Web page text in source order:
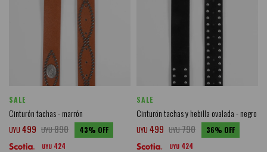
SALE
Cinturón tachas - marrón
UYU 499 UYU890 43
UYU 424
SALE
Cinturón tachas y hebilla ovalada - negro
UYU 499 UYU790 36
UYU 424